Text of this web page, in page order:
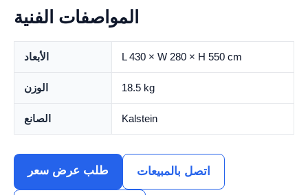
المواصفات الفنية
الأبعاد L 430 × W 280 × H 550 cm
الوزن 18.5 kg
الصانع Kalstein
طلب عرض سعر اتصل بالمبيعات